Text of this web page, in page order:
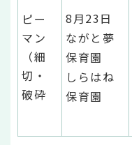
ピー
マン
（細
切・
破砕
8月23日
ながと夢
保育園
しらはね
保育園